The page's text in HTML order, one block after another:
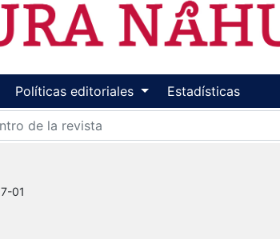
Políticas editoriales Estadísticas
01